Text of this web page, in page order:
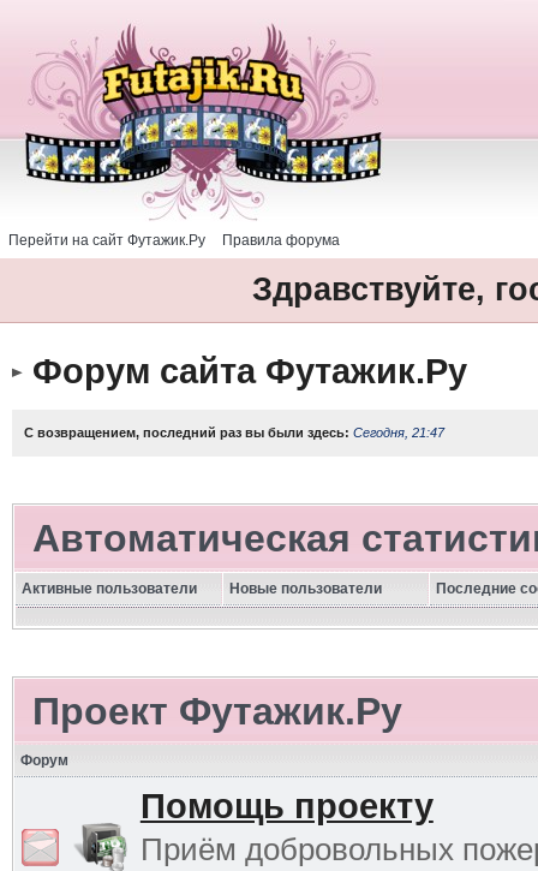
Перейти на сайт Футажик.Ру Правила форума
Здравствуйте,
Форум сайта Футажик.Ру
С возвращением, последний раз вы были здесь: Сегодня, 21:47
Автоматическая
Активные пользователи Новые пользователи Последние
Проект Футажик.Ру
Форум
Помощь проекту
Приём добровольных